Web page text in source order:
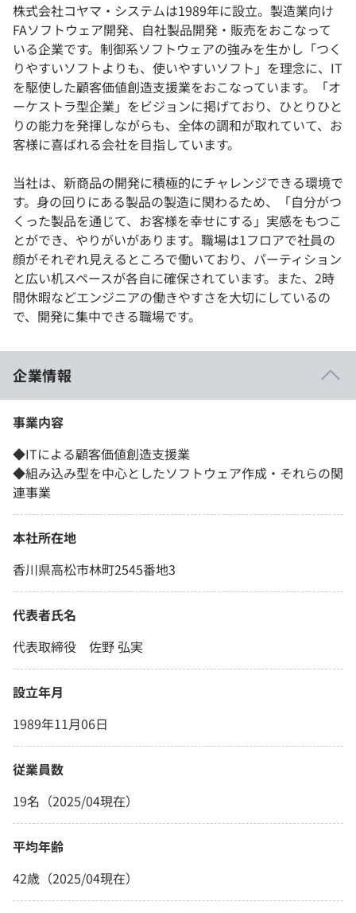
法人向けプラン
学校向けプラン
契約内容・クーポン
株式会社コヤマ・システムは1989年に設立。製造業向け
FAソフトウェア開発、自社製品開発・販売をおこなって
いる企業です。制御系ソフトウェアの強みを生かし「つく
りやすいソフトよりも、使いやすいソフト」を理念に、IT
を駆使した顧客価値創造支援業をおこなっています。「オ
ーケストラ型企業」をビジョンに掲げており、ひとりひと
りの能力を発揮しながらも、全体の調和が取れていて、お
客様に喜ばれる会社を目指しています。
当社は、新商品の開発に積極的にチャレンジできる環境で
す。身の回りにある製品の製造に関わるため、「自分がつ
くった製品を通じて、お客様を幸せにする」実感をもつこ
とができ、やりがいがあります。職場は1フロアで社員の
顔がそれぞれ見えるところで働いており、パーティション
と広い机スペースが各自に確保されています。また、2時
間休暇などエンジニアの働きやすさを大切にしているの
で、開発に集中できる職場です。
企業情報
事業内容
◆ITによる顧客価値創造支援業
◆組み込み型を中心としたソフトウェア作成・それらの関
連事業
本社所在地
香川県高松市林町2545番地3
代表者氏名
代表取締役 佐野 弘実
設立年月
1989年11月06日
従業員数
19名（2025/04現在）
平均年齢
42歳（2025/04現在）